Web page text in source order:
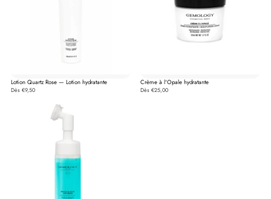
Lotion Quartz Rose — Lotion hydratante
Dès €9,50
Crème à l'Opale hydratante
Dès €25,00